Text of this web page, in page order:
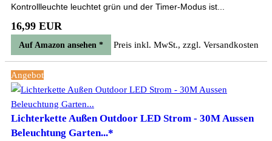
Kontrollleuchte leuchtet grün und der Timer-Modus ist...
16,99 EUR
Auf Amazon ansehen * Preis inkl. MwSt., zzgl. Versandkosten
Angebot
Lichterkette Außen Outdoor LED Strom - 30M Aussen
Beleuchtung Garten...*